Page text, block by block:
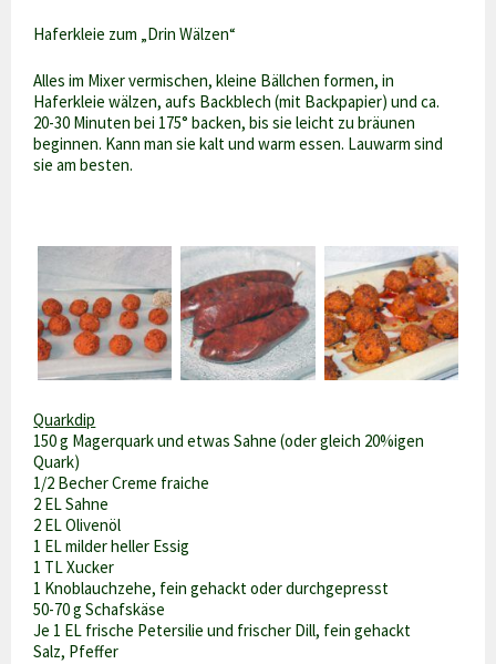
Haferkleie zum „Drin Wälzen“
Alles im Mixer vermischen, kleine Bällchen formen, in
Haferkleie wälzen, aufs Backblech (mit Backpapier) und ca.
20-30 Minuten bei 175° backen, bis sie leicht zu bräunen
beginnen. Kann man sie kalt und warm essen. Lauwarm sind
sie am besten.
Quarkdip
150 g Magerquark und etwas Sahne (oder gleich 20%igen
Quark)
1/2 Becher Creme fraiche
2 EL Sahne
2 EL Olivenöl
1 EL milder heller Essig
1 TL Xucker
1 Knoblauchzehe, fein gehackt oder durchgepresst
50-70 g Schafskäse
Je 1 EL frische Petersilie und frischer Dill, fein gehackt
Salz, Pfeffer